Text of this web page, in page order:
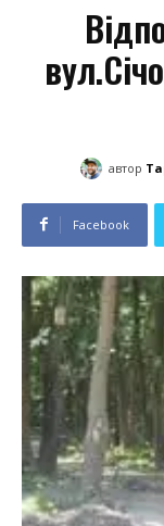
автор
Facebook